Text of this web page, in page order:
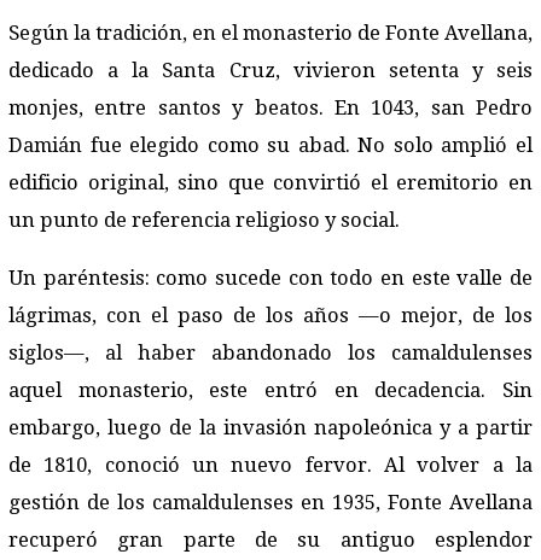
Según la tradición, en el monasterio de Fonte Avellana,
dedicado a la Santa Cruz, vivieron setenta y seis
monjes, entre santos y beatos. En 1043, san Pedro
Damián fue elegido como su abad. No solo amplió el
edificio original, sino que convirtió el eremitorio en
un punto de referencia religioso y social.
Un paréntesis: como sucede con todo en este valle de
lágrimas, con el paso de los años —o mejor, de los
siglos—, al haber abandonado los camaldulenses
aquel monasterio, este entró en decadencia. Sin
embargo, luego de la invasión napoleónica y a partir
de 1810, conoció un nuevo fervor. Al volver a la
gestión de los camaldulenses en 1935, Fonte Avellana
recuperó gran parte de su antiguo esplendor